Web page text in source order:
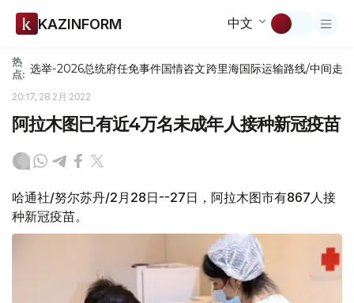
KAZINFORM 中文
热
点: 选举-2026总统府任免事件国情咨文跨里海国际运输路线/中间走廊
20:17, 28 2月 2022
阿拉木图已有近4万名未成年人接种新冠疫苗
哈通社/努尔苏丹/2月28日--27日，阿拉木图市有867人接
种新冠疫苗。